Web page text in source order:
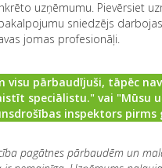
uzņēmumu. Pievērsiet
sniedzējs
jomas profesionāļi.
visu pārbaudījuši, tāpēc nav
speciālistu." vai "Mūsu
inspektors pirms
pagātnes pārbaudēm un